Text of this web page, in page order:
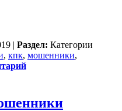
| Раздел: Категории
, кпк, мошенники,